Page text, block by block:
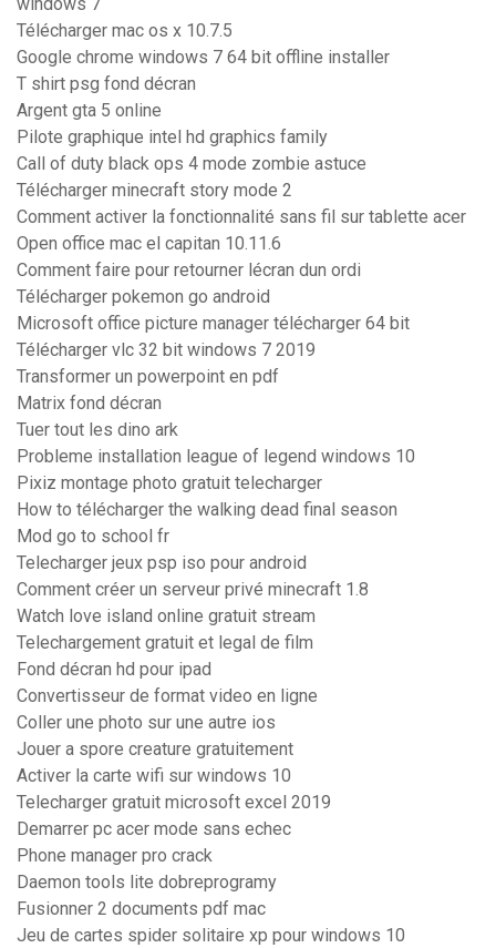
windows 7
Télécharger mac os x 10.7.5
Google chrome windows 7 64 bit offline installer
T shirt psg fond décran
Argent gta 5 online
Pilote graphique intel hd graphics family
Call of duty black ops 4 mode zombie astuce
Télécharger minecraft story mode 2
Comment activer la fonctionnalité sans fil sur tablette acer
Open office mac el capitan 10.11.6
Comment faire pour retourner lécran dun ordi
Télécharger pokemon go android
Microsoft office picture manager télécharger 64 bit
Télécharger vlc 32 bit windows 7 2019
Transformer un powerpoint en pdf
Matrix fond décran
Tuer tout les dino ark
Probleme installation league of legend windows 10
Pixiz montage photo gratuit telecharger
How to télécharger the walking dead final season
Mod go to school fr
Telecharger jeux psp iso pour android
Comment créer un serveur privé minecraft 1.8
Watch love island online gratuit stream
Telechargement gratuit et legal de film
Fond décran hd pour ipad
Convertisseur de format video en ligne
Coller une photo sur une autre ios
Jouer a spore creature gratuitement
Activer la carte wifi sur windows 10
Telecharger gratuit microsoft excel 2019
Demarrer pc acer mode sans echec
Phone manager pro crack
Daemon tools lite dobreprogramy
Fusionner 2 documents pdf mac
Jeu de cartes spider solitaire xp pour windows 10